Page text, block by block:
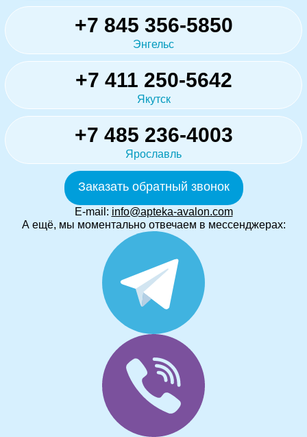
+7 845 356-5850
Энгельс
+7 411 250-5642
Якутск
+7 485 236-4003
Ярославль
Заказать обратный звонок
E-mail: info@apteka-avalon.com
А ещё, мы моментально отвечаем в мессенджерах: